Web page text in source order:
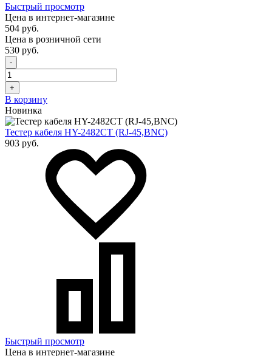
Быстрый просмотр
Цена в интернет-магазине
504 руб.
Цена в розничной сети
530 руб.
-
+
В корзину
Новинка
Тестер кабеля HY-2482CT (RJ-45,BNC)
903 руб.
Быстрый просмотр
Цена в интернет-магазине